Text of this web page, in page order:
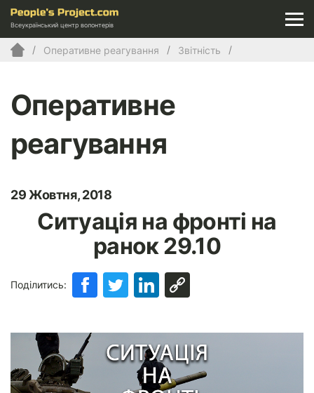
Всеукраїнський центр волонтерів
Оперативне реагування Звітність
Оперативне
реагування
29 Жовтня, 2018
Ситуація на фронті на
ранок 29.10
Поділитись: